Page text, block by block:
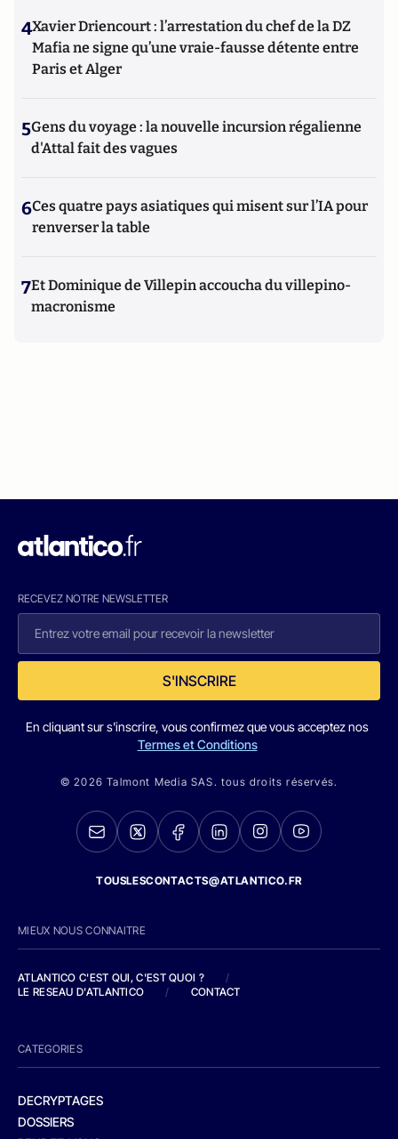
4Xavier Driencourt : l’arrestation du chef de la DZ
Mafia ne signe qu’une vraie-fausse détente entre
Paris et Alger
5Gens du voyage : la nouvelle incursion régalienne
d'Attal fait des vagues
6Ces quatre pays asiatiques qui misent sur l’IA pour
renverser la table
7Et Dominique de Villepin accoucha du villepino-
macronisme
RECEVEZ NOTRE NEWSLETTER
S'INSCRIRE
En cliquant sur s'inscrire, vous confirmez que vous acceptez nos
Termes et Conditions
© 2026 Talmont Media SAS. tous droits réservés.
TOUSLESCONTACTS@ATLANTICO.FR
MIEUX NOUS CONNAITRE
ATLANTICO C'EST QUI, C'EST QUOI ?
/
LE RESEAU D'ATLANTICO
/ CONTACT
CATEGORIES
DECRYPTAGES
DOSSIERS